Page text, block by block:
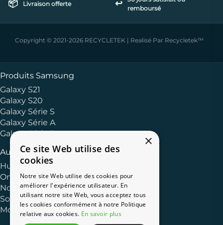
📦 Livraison offerte ↩️
remboursé
Copyright © 2021-2026 RECYCLETEK | Realisé Par Recycletek™
Autres Marques
Huawei
OnePlus
Nokia
Sony
Motorola
Produits Samsung
Galaxy S21
Galaxy S20
Galaxy Série S
Galaxy Série A
Galaxy Série J
×
Ce site Web utilise des
cookies
Notre site Web utilise des cookies pour
améliorer l'expérience utilisateur. En
utilisant notre site Web, vous acceptez tous
les cookies conformément à notre Politique
relative aux cookies. En savoir plus